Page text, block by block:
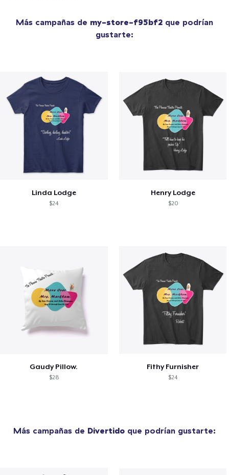
Más campañas de my-store-f95bf2 que podrían
gustarte:
Linda Lodge
$24
Henry Lodge
$20
Gaudy Pillow.
$28
Fithy Furnisher
$24
Más campañas de Divertido que podrían gustarte: